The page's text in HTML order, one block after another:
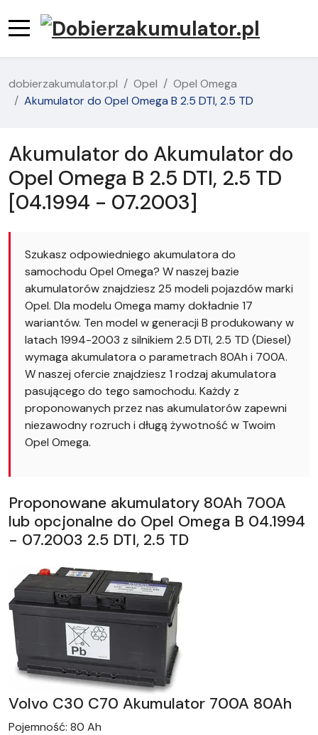
dobierzakumulator.pl Opel
Opel Omega
Akumulator do Opel Omega B 2.5 DTI, 2.5 TD
Akumulator do Akumulator do
Opel Omega B 2.5 DTI, 2.5 TD
[04.1994 - 07.2003]
Szukasz odpowiedniego akumulatora do
samochodu Opel Omega? W naszej bazie
akumulatorów znajdziesz 25 modeli pojazdów marki
Opel. Dla modelu Omega mamy dokładnie 17
wariantów. Ten model w generacji B produkowany w
latach 1994-2003 z silnikiem 2.5 DTI, 2.5 TD (Diesel)
wymaga akumulatora o parametrach 80Ah i 700A.
W naszej ofercie znajdziesz 1 rodzaj akumulatora
pasującego do tego samochodu. Każdy z
proponowanych przez nas akumulatorów zapewni
niezawodny rozruch i długą żywotność w Twoim
Opel Omega.
Proponowane akumulatory 80Ah 700A
lub opcjonalne do Opel Omega B 04.1994
- 07.2003 2.5 DTI, 2.5 TD
Volvo C30 C70 Akumulator 700A 80Ah
Pojemność: 80 Ah